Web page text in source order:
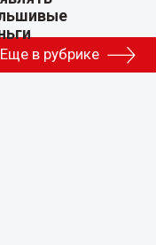
Еще в рубрике